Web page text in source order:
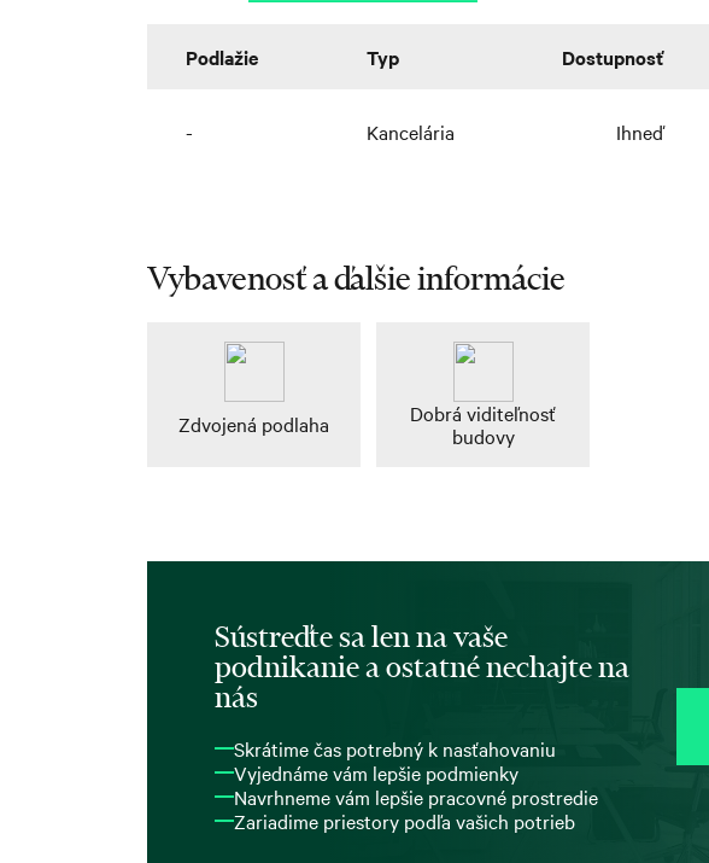
Podlažie Typ Dostupnosť
- Kancelária Ihneď
Vybavenosť a ďalšie informácie
Zdvojená podlaha
Dobrá viditeľnosť
budovy
Sústreďte sa len na vaše
podnikanie a ostatné nechajte na
nás
Skrátime čas potrebný k nasťahovaniu
Vyjednáme vám lepšie podmienky
Navrhneme vám lepšie pracovné prostredie
Zariadime priestory podľa vašich potrieb